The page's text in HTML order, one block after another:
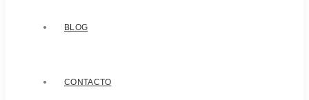
BLOG
CONTACTO